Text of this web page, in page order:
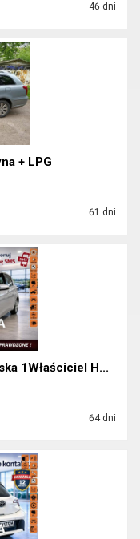
46 dni
+ LPG
61 dni
1Właściciel H...
64 dni